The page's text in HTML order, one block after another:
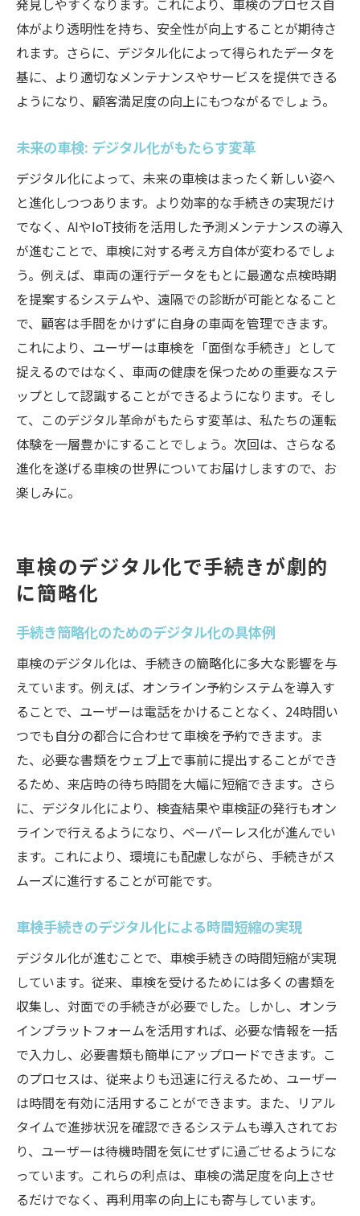
発見しやすくなります。これにより、車検のプロセス自
体がより透明性を持ち、安全性が向上することが期待さ
れます。さらに、デジタル化によって得られたデータを
基に、より適切なメンテナンスやサービスを提供できる
ようになり、顧客満足度の向上にもつながるでしょう。
未来の車検: デジタル化がもたらす変革
デジタル化によって、未来の車検はまったく新しい姿へ
と進化しつつあります。より効率的な手続きの実現だけ
でなく、AIやIoT技術を活用した予測メンテナンスの導入
が進むことで、車検に対する考え方自体が変わるでしょ
う。例えば、車両の運行データをもとに最適な点検時期
を提案するシステムや、遠隔での診断が可能となること
で、顧客は手間をかけずに自身の車両を管理できます。
これにより、ユーザーは車検を「面倒な手続き」として
捉えるのではなく、車両の健康を保つための重要なステ
ップとして認識することができるようになります。そし
て、このデジタル革命がもたらす変革は、私たちの運転
体験を一層豊かにすることでしょう。次回は、さらなる
進化を遂げる車検の世界についてお届けしますので、お
楽しみに。
車検のデジタル化で手続きが劇的
に簡略化
手続き簡略化のためのデジタル化の具体例
車検のデジタル化は、手続きの簡略化に多大な影響を与
えています。例えば、オンライン予約システムを導入す
ることで、ユーザーは電話をかけることなく、24時間い
つでも自分の都合に合わせて車検を予約できます。ま
た、必要な書類をウェブ上で事前に提出することができ
るため、来店時の待ち時間を大幅に短縮できます。さら
に、デジタル化により、検査結果や車検証の発行もオン
ラインで行えるようになり、ペーパーレス化が進んでい
ます。これにより、環境にも配慮しながら、手続きがス
ムーズに進行することが可能です。
車検手続きのデジタル化による時間短縮の実現
デジタル化が進むことで、車検手続きの時間短縮が実現
しています。従来、車検を受けるためには多くの書類を
収集し、対面での手続きが必要でした。しかし、オンラ
インプラットフォームを活用すれば、必要な情報を一括
で入力し、必要書類も簡単にアップロードできます。こ
のプロセスは、従来よりも迅速に行えるため、ユーザー
は時間を有効に活用することができます。また、リアル
タイムで進捗状況を確認できるシステムも導入されてお
り、ユーザーは待機時間を気にせずに過ごせるようにな
っています。これらの利点は、車検の満足度を向上させ
るだけでなく、再利用率の向上にも寄与しています。